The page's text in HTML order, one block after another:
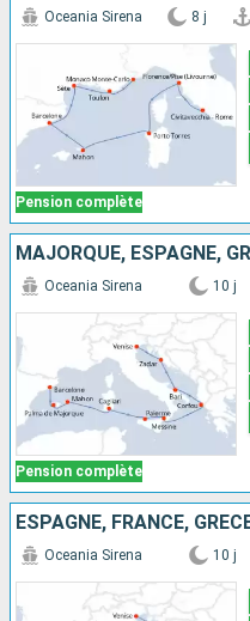
Pension complète
Oceania Sirena 8 j
Pension complète
Oceania Sirena 10 j
Oceania Sirena 10 j